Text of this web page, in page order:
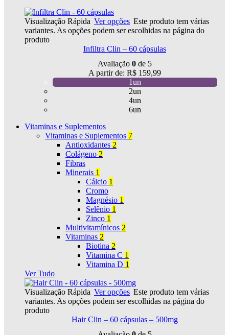
Visualização Rápida Ver opções Este produto tem várias
variantes. As opções podem ser escolhidas na página do
produto
Infiltra Clin – 60 cápsulas
Avaliação 0 de 5
A partir de: R$ 159,99
1un
2un
4un
6un
Vitaminas e Suplementos
Vitaminas e Suplementos 7
Antioxidantes 2
Colágeno 2
Fibras
Minerais 1
Cálcio 1
Cromo
Magnésio 1
Selênio 1
Zinco 1
Multivitamínicos 2
Vitaminas 2
Biotina 2
Vitamina C 1
Vitamina D 1
Ver Tudo
Visualização Rápida Ver opções Este produto tem várias
variantes. As opções podem ser escolhidas na página do
produto
Hair Clin – 60 cápsulas – 500mg